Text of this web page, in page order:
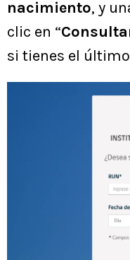
nacimiento, y
clic en “
si tienes el